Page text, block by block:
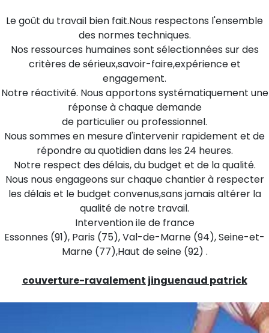
Le goût du travail bien fait.Nous respectons l'ensemble
des normes techniques.
Nos ressources humaines sont sélectionnées sur des
critères de sérieux,savoir-faire,expérience et
engagement.
Notre réactivité. Nous apportons systématiquement une
réponse à chaque demande
de particulier ou professionnel.
Nous sommes en mesure d'intervenir rapidement et de
répondre au quotidien dans les 24 heures.
Notre respect des délais, du budget et de la qualité.
Nous nous engageons sur chaque chantier à respecter
les délais et le budget convenus,sans jamais altérer la
qualité de notre travail.
Intervention ile de france
Essonnes (91), Paris (75), Val-de-Marne (94), Seine-et-
Marne (77),Haut de seine (92) .
couverture-ravalement jinguenaud patrick